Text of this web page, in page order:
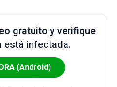
gratuito y verifique
está infectada.
(Android)